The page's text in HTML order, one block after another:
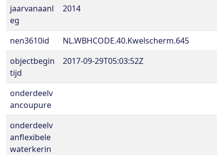
jaarvanaanl
eg
2014
nen3610id
NL.WBHCODE.40.Kwelscherm.645
objectbegin
tijd
2017-09-29T05:03:52Z
onderdeelv
ancoupure
onderdeelv
anflexibele
waterkerin